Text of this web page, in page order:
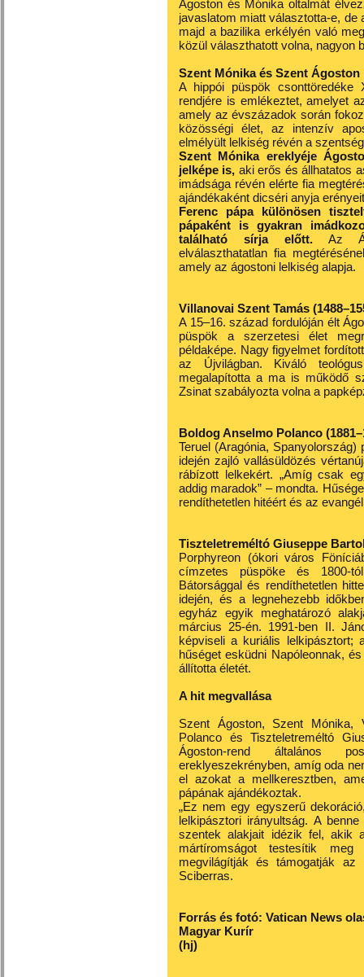
Ágoston és Mónika oltalmát
javaslatom miatt választotta-e,
majd a bazilika erkélyén való
közül választhatott volna, nagyon
Szent Mónika és Szent Ágoston
A hippói püspök csonttöredéke
rendjére is emlékeztet, amelyet
amely az évszázadok során
közösségi élet, az intenzív
elmélyült lelkiség révén a
Szent Mónika ereklyéje
jelképe is, aki erős és állhatatos
imádsága révén elérte fia
ajándékaként dicséri anyja
Ferenc pápa különösen
pápaként is gyakran
található sírja előtt.Az
elválaszthatatlan fia
amely az ágostoni lelkiség alapja.
Villanovai Szent Tamás
A 15–16. század fordulóján élt
püspök a szerzetesi élet
példaképe. Nagy figyelmet
az Újvilágban. Kiváló
megalapította a ma is működő
Zsinat szabályozta volna a
Boldog Anselmo Polanco
Teruel (Aragónia, Spanyolország)
idején zajló vallásüldözés
rábízott lelkekért. „Amíg csak
addig maradok” – mondta.
rendíthetetlen hitéért és az
Tiszteletreméltó Giuseppe
Porphyreon (ókori város
címzetes püspöke és 1800-
Bátorsággal és rendíthetetlen
idején, és a legnehezebb
egyház egyik meghatározó
március 25-én. 1991-ben II.
képviseli a kuriális lelkipásztort;
hűséget esküdni Napóleonnak,
állította életét.
A hit megvallása
Szent Ágoston, Szent Mónika,
Polanco és Tiszteletreméltó
Ágoston-rend általános
ereklyeszekrényben, amíg oda
el azokat a mellkeresztben,
pápának ajándékoztak.
„Ez nem egy egyszerű
lelkipásztori irányultság. A
szentek alakjait idézik fel, akik
mártíromságot testesítik
megvilágítják és támogatják
Sciberras.
Forrás és fotó: Vatican News
Magyar Kurír
(hj)